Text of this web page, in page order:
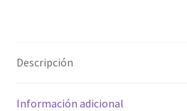
Descripción
Información adicional